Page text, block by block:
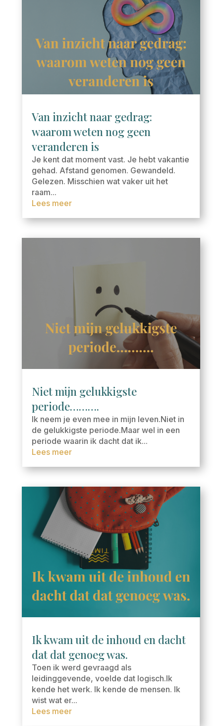
Van inzicht naar gedrag:
waarom weten nog geen
veranderen is
Je kent dat moment vast. Je hebt vakantie
gehad. Afstand genomen. Gewandeld.
Gelezen. Misschien wat vaker uit het
raam...
Lees meer
Niet mijn gelukkigste
periode……….
Ik neem je even mee in mijn leven.Niet in
de gelukkigste periode.Maar wel in een
periode waarin ik dacht dat ik...
Lees meer
Ik kwam uit de inhoud en dacht
dat dat genoeg was.
Toen ik werd gevraagd als
leidinggevende, voelde dat logisch.Ik
kende het werk. Ik kende de mensen. Ik
wist wat er...
Lees meer